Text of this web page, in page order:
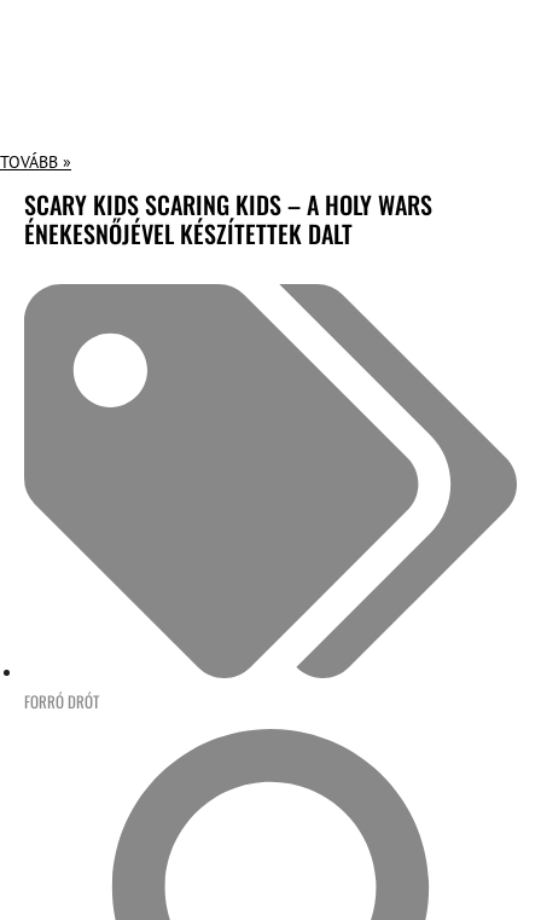
TOVÁBB »
SCARY KIDS SCARING KIDS – A HOLY WARS
ÉNEKESNŐJÉVEL KÉSZÍTETTEK DALT
FORRÓ DRÓT